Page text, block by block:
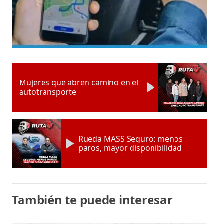
Mujeres que abren camino en el
autotransporte
Rueda MASS Seguro: menos
paros, mayor disponibilidad
También te puede interesar